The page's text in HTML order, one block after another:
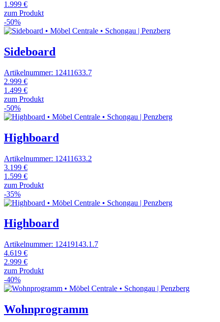
1.999 €
zum Produkt
-50%
Sideboard
Artikelnummer: 12411633.7
2.999 €
1.499 €
zum Produkt
-50%
Highboard
Artikelnummer: 12411633.2
3.199 €
1.599 €
zum Produkt
-35%
Highboard
Artikelnummer: 12419143.1.7
4.619 €
2.999 €
zum Produkt
-40%
Wohnprogramm